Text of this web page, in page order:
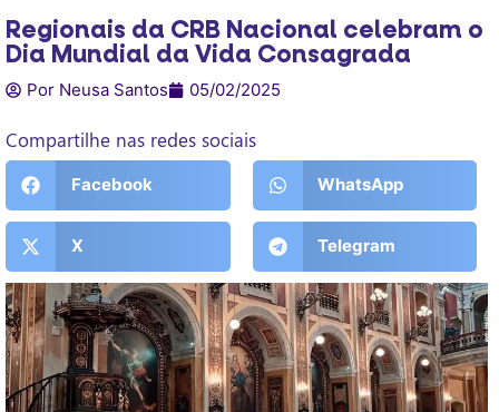
Regionais da CRB Nacional celebram o
Dia Mundial da Vida Consagrada
Por Neusa Santos 05/02/2025
Compartilhe nas redes sociais
Facebook WhatsApp
X Telegram